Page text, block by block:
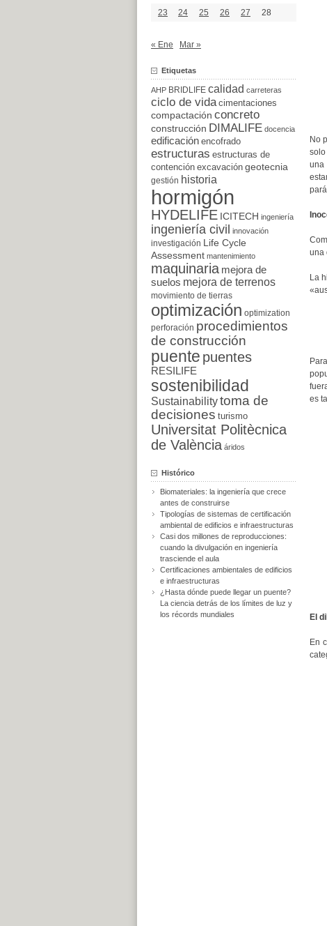
No
una
una
La
es
El
En
23
24 25 26 27 28
« Ene Mar »
Etiquetas
AHP BRIDLIFE calidad carreteras
ciclo de vida cimentaciones
compactación concreto
construcción DIMALIFE docencia
edificación encofrado
estructuras estructuras de
contención excavación geotecnia
gestión historia
hormigón
HYDELIFE ICITECH ingeniería
ingeniería civil innovación
investigación
Life Cycle
Assessment mantenimiento
maquinaria mejora de
suelos mejora de terrenos
movimiento de tierras
optimización optimization
perforación procedimientos
de construcción
puente puentes
RESILIFE
sostenibilidad
Sustainabilitytoma de
decisiones turismo
Universitat Politècnica
de València áridos
Histórico
Biomateriales: la ingeniería que crece
antes de construirse
Tipologías de sistemas de certificación
ambiental de edificios e infraestructuras
Casi dos millones de reproducciones:
cuando la divulgación en ingeniería
trasciende el aula
Certificaciones ambientales de edificios
e infraestructuras
¿Hasta dónde puede llegar un puente?
La ciencia detrás de los límites de luz y
los récords mundiales